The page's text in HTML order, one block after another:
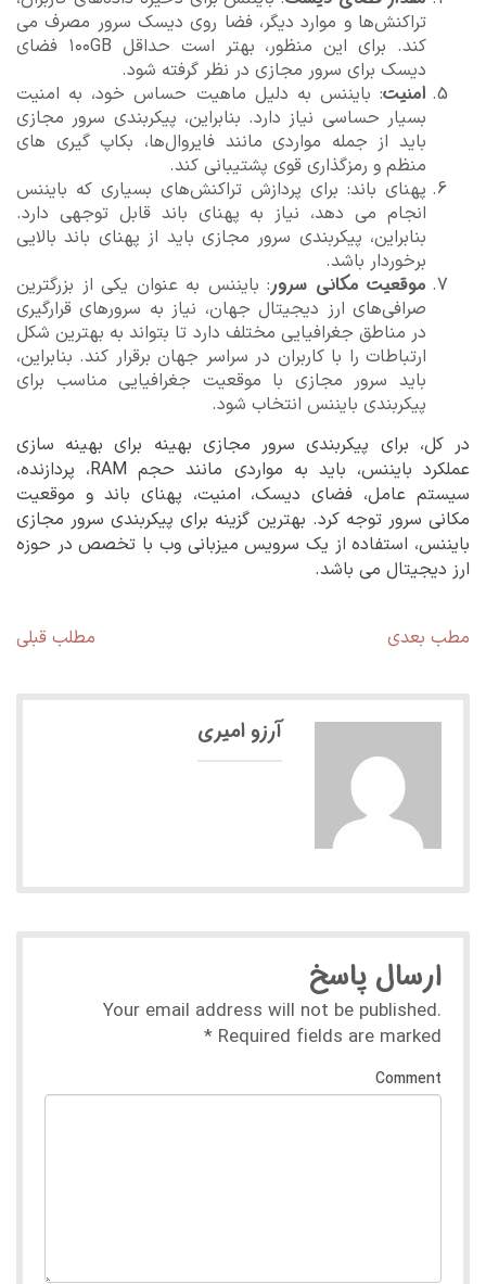
تراکنش‌ها و موارد دیگر، فضا روی دیسک سرور مصرف می
کند. برای این منظور، بهتر است حداقل ۱۰۰GB فضای
دیسک برای سرور مجازی در نظر گرفته شود.
امنیت: بایننس به دلیل ماهیت حساس خود، به امنیت
بسیار حساسی نیاز دارد. بنابراین، پیکربندی سرور مجازی
باید از جمله مواردی مانند فایروال‌ها، بکاپ گیری های
منظم و رمزگذاری قوی پشتیبانی کند.
پهنای باند: برای پردازش تراکنش‌های بسیاری که بایننس
انجام می دهد، نیاز به پهنای باند قابل توجهی دارد.
بنابراین، پیکربندی سرور مجازی باید از پهنای باند بالایی
برخوردار باشد.
موقعیت مکانی سرور: بایننس به عنوان یکی از بزرگترین
صرافی‌های ارز دیجیتال جهان، نیاز به سرورهای قرارگیری
در مناطق جغرافیایی مختلف دارد تا بتواند به بهترین شکل
ارتباطات را با کاربران در سراسر جهان برقرار کند. بنابراین،
باید سرور مجازی با موقعیت جغرافیایی مناسب برای
پیکربندی بایننس انتخاب شود.
در کل، برای پیکربندی سرور مجازی بهینه برای بهینه سازی
عملکرد بایننس، باید به مواردی مانند حجم RAM، پردازنده،
سیستم عامل، فضای دیسک، امنیت، پهنای باند و موقعیت
مکانی سرور توجه کرد. بهترین گزینه برای پیکربندی سرور مجازی
بایننس، استفاده از یک سرویس میزبانی وب با تخصص در حوزه
ارز دیجیتال می باشد.
راهبری مطلب قبلی مطب بعدیمطلب
آرزو امیری
ارسال پاسخ
Your email address will not be published.
Required fields are marked
*
Comment